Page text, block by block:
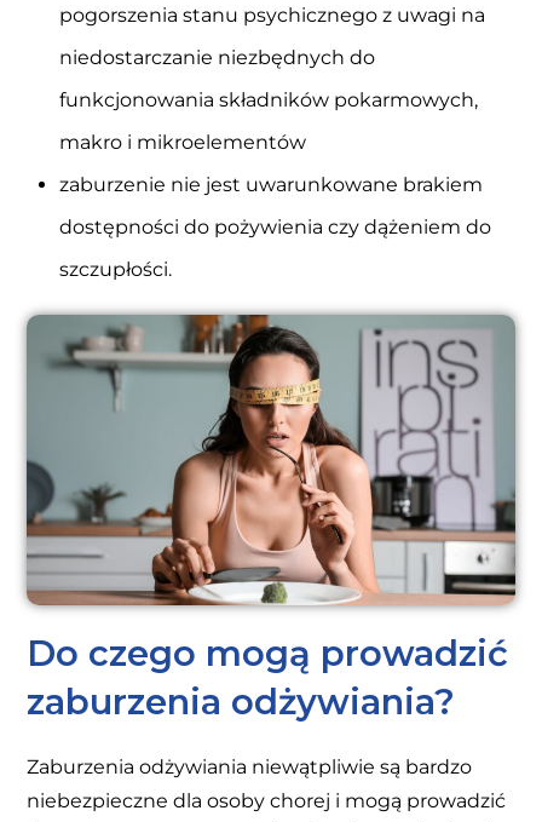
pogorszenia stanu psychicznego z uwagi na
niedostarczanie niezbędnych do
funkcjonowania składników pokarmowych,
makro i mikroelementów
zaburzenie nie jest uwarunkowane brakiem
dostępności do pożywienia czy dążeniem do
szczupłości.
Do czego mogą prowadzić
zaburzenia odżywiania?
Zaburzenia odżywiania niewątpliwie są bardzo
niebezpieczne dla osoby chorej i mogą prowadzić